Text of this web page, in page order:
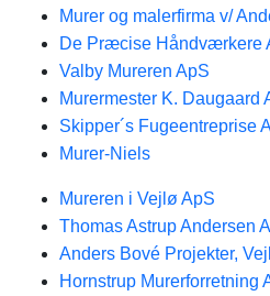
Murer og malerfirma v/
De Præcise Håndværkere
Valby Mureren ApS
Murermester K. Daugaard
Skipper´s Fugeentreprise
Murer-Niels
Mureren i Vejlø ApS
Thomas Astrup Andersen
Anders Bové Projekter,
Hornstrup Murerforretning